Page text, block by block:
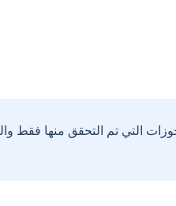
التي تم التحقق منها فقط